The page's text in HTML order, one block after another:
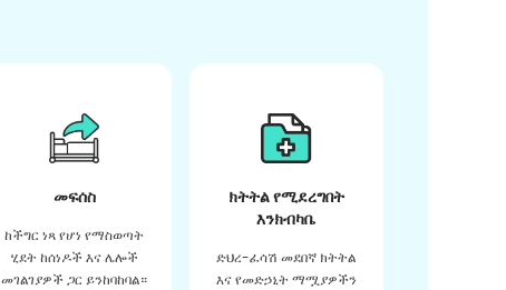
መፍሰስ
ከችግር ነጻ የሆነ የማስወጣት
ሂደት ከሰነዶች እና ሌሎች
መገልገያዎች ጋር ይንከባከባል።
ክትትል የሚደረግበት
እንክብካቤ
ድህረ-ፈሳሽ መደበኛ ክትትል
እና የመድኃኒት ማሟያዎችን